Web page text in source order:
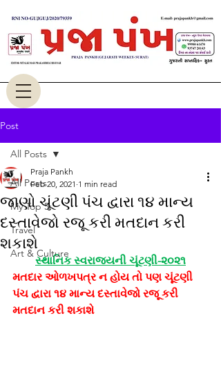
Post
All Posts
My Top 5
Travel
Art & Culture
All Posts
જાણો ચૂંટણી પંચ દ્વારા ૧૪ માન્ય
દસ્તાવેજો રજૂ કરી મતદાન કરી
શકાશે
Praja Pankh
Feb 20, 2021 1 min read
સ્થાનિક સ્વરાજયની ચૂંટણી-૨૦૨૧
મતદાર ઓળખપત્ર ન હોય તો પણ ચૂંટણી
પંચ દ્વારા ૧૪ માન્ય દસ્તાવેજો રજૂ કરી
મતદાન કરી શકાશે